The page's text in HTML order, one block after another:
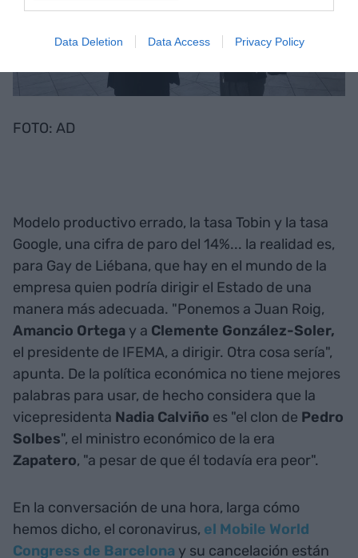
Data Deletion Data Access Privacy Policy
FOTO: AD
Modelo productivo errado, la tasa Tobin y la tasa
Google, una cifra de paro del 14%... la realidad es,
para Gay de Liébana, que hay en el mundo de la
empresa quien podría dirigir el Estado de una
manera más adecuada. "Ponemos a Juan Roig,
Amancio Ortega y a Clemente González-Soler,
el presidente de IFEMA, a dirigir. Otra cosa sería",
apunta. De la política económica no tiene mejores
palabras para usar, de hecho considera que la
vicepresidenta Nadia Calviño es "el clon de Pedro
Solbes", el ministro económico de la era
Zapatero, "a pesar de que él todavía era peor".
En la conversación de una hora, larga cómo
hemos dicho, el coronavirus, el Mobile World
Congress de Barcelona y su cancelación están